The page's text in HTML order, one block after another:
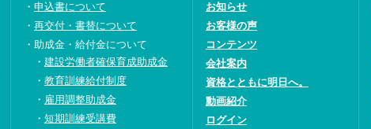
申込書について
再交付・書替について
助成金・給付金について
建設労働者確保育成助成金
教育訓練給付制度
雇用調整助成金
短期訓練受講費
お知らせ
お客様の声
コンテンツ
会社案内
資格とともに明日へ。
動画紹介
ログイン